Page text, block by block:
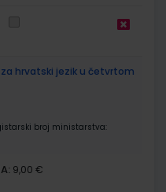
za hrvatski jezik u četvrtom
broj ministarstva:
9,00 €